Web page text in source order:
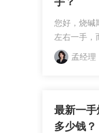
您好，烧碱
左右一手，
约是6190
货手续费计
孟经理
最新一
多少钱？